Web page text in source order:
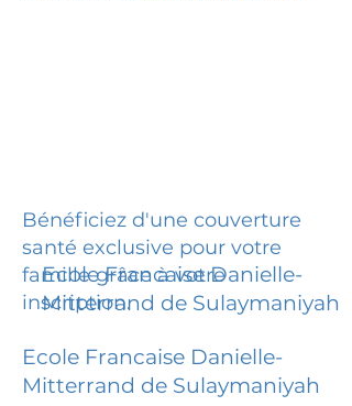
Bénéficiez d'une couverture
santé exclusive pour votre
famille grâce à votre
inscription.
Ecole Francaise Danielle-
Mitterrand de Sulaymaniyah
Ecole Francaise Danielle-
Mitterrand de Sulaymaniyah